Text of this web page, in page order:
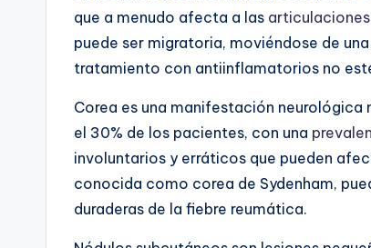
que a menudo afecta a las articulaciones
puede ser migratoria, moviéndose de
tratamiento con antiinflamatorios no
Corea es una manifestación neurológica
el 30% de los pacientes, con una
involuntarios y erráticos que pueden
conocida como corea de Sydenham,
duraderas de la fiebre reumática.